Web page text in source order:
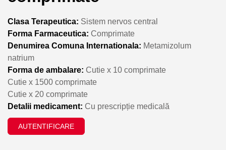
Clasa Terapeutica: Sistem nervos central
Forma Farmaceutica: Comprimate
Denumirea Comuna Internationala: Metamizolum
natrium
Forma de ambalare: Cutie x 10 comprimate
Cutie x 1500 comprimate
Cutie x 20 comprimate
Detalii medicament: Cu prescripție medicală
AUTENTIFICARE